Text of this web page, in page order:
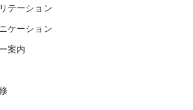
テーション
ケーション
案内